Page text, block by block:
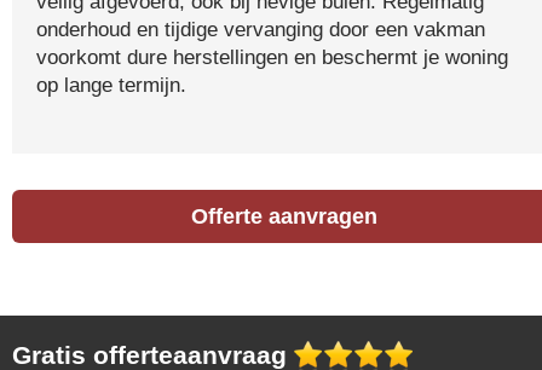
onderhoud en tijdige vervanging door een vakman
voorkomt dure herstellingen en beschermt je woning
op lange termijn.
Offerte aanvragen
Gratis offerteaanvraag